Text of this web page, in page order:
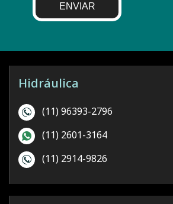
ENVIAR
Hidráulica
(11) 96393-2796
(11) 2601-3164
(11) 2914-9826